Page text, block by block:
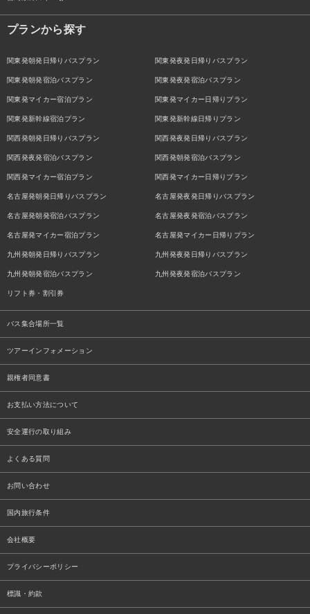
プランから探す
関東発朝発日帰りバスプラン 関東発夜発日帰りバスプラン
関東発朝発宿泊バスプラン 関東発夜発宿泊バスプラン
関東発マイカー宿泊プラン 関東発マイカー日帰りプラン
関東発新幹線宿泊プラン 関東発新幹線日帰りプラン
関西発朝発日帰りバスプラン 関西発夜発日帰りバスプラン
関西発夜発宿泊バスプラン 関西発朝発宿泊バスプラン
関西発マイカー宿泊プラン 関西発マイカー日帰りプラン
名古屋発朝発日帰りバスプラン 名古屋発夜発日帰りバスプラン
名古屋発朝発宿泊バスプラン 名古屋発夜発宿泊バスプラン
名古屋発マイカー宿泊プラン 名古屋発マイカー日帰りプラン
九州発朝発日帰りバスプラン 九州発夜発日帰りバスプラン
九州発朝発宿泊バスプラン 九州発夜発宿泊バスプラン
リフト券・割引券
バス集合場所一覧
ツアーインフォメーション
親権者同意書
お支払い方法について
安全運行の取り組み
よくある質問
お問い合わせ
国内旅行条件
会社概要
プライバシーポリシー
標識・約款